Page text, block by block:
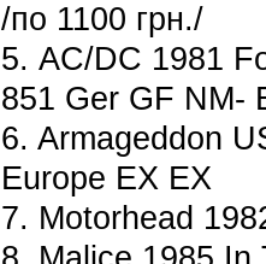
/по 1100 грн./
5. AC/DC 1981
851 Ger GF NM-
6. Armageddon
Europe EX EX
7. Motorhead